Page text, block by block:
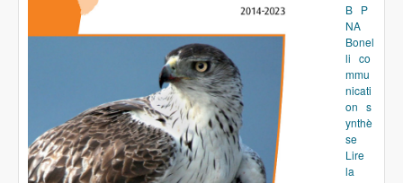
B P
NA
Bonel
li co
mmu
nicati
on s
ynthè
se
Lire
la